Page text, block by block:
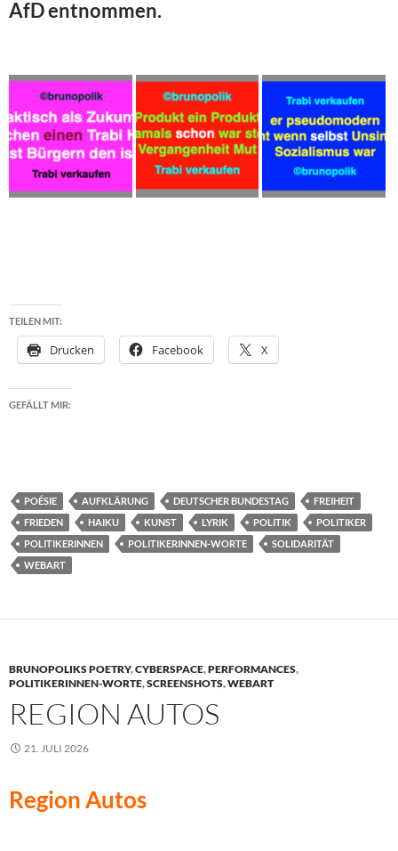
AfD entnommen.
TEILEN MIT:
Drucken Facebook X
GEFÄLLT MIR:
POÉSIE AUFKLÄRUNG DEUTSCHER BUNDESTAG
FREIHEIT
FRIEDEN
HAIKU KUNST LYRIK POLITIK
POLITIKER
POLITIKERINNEN
POLITIKERINNEN-WORTE
SOLIDARITÄT
WEBART
BRUNOPOLIKS POETRY,CYBERSPACE,PERFORMANCES,
POLITIKERINNEN-WORTE,SCREENSHOTS,WEBART
REGION AUTOS
21. JULI 2026
Region Autos